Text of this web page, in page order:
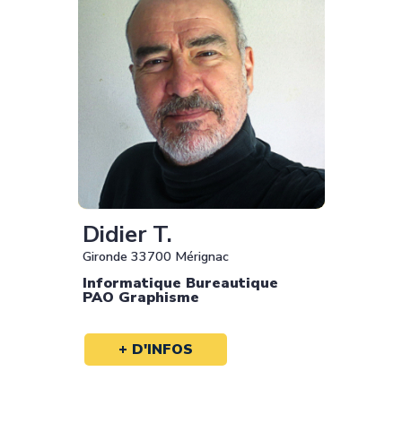
Didier T.
Gironde 33700 Mérignac
Informatique Bureautique
PAO Graphisme
+ D'INFOS